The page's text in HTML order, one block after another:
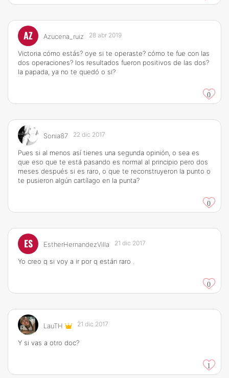
AZ Azucena_ruiz 28 abr 2019
Victoria cómo estás? oye si te operaste? cómo te fue con las
dos operaciones? los resultados fueron positivos de las dos?
la papada, ya no te quedó o si?
0
Sonia87 22 dic 2017
Pues si al menos así tienes una segunda opinión, o sea es
que eso que te está pasando es normal al principio pero dos
meses después si es raro, o que te reconstruyeron la punto o
te pusieron algún cartílago en la punta?
0
ES EstherHernandezVilla 21 dic 2017
Yo creo q si voy a ir por q están raro .
0
LauTH 21 dic 2017
Y si vas a otro doc?
1